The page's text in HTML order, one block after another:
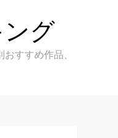
グ
すすめ作品、